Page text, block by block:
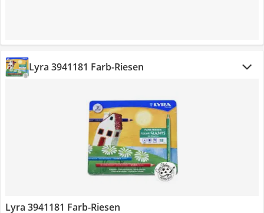
Lyra 3941181 Farb-Riesen
Lyra 3941181 Farb-Riesen